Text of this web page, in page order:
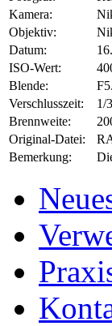
Kamera:
Objektiv:
Datum:
ISO-Wert:
Blende:
Verschlusszeit:
1/
Brennweite:
Original-Datei:
Bemerkung: